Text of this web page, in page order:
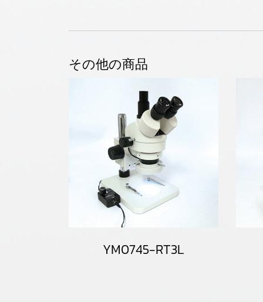
その他の商品
YM0745-RT3L